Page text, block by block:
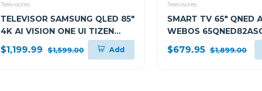
Televisores
TELEVISOR SAMSUNG QLED 85"
4K AI VISION ONE UI TIZEN
QN85Q7F
$1,199.99 $1,599.00 Add
Televisores
SMART TV 65" QNED
WEBOS
$679.95 $1,899.00